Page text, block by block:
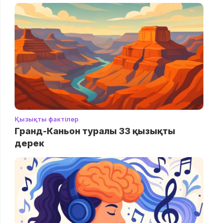
Қызықты фактілер
Гранд-Каньон туралы 33 қызықты
дерек